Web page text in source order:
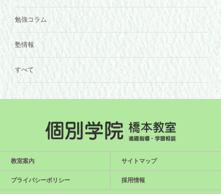
勉強コラム
塾情報
すべて
教室案内 サイトマップ
プライバシーポリシー 採用情報